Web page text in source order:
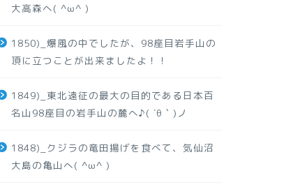
大高森へ( ^ω^ )
1850)_爆風の中でしたが、98座目岩手山の
頂に立つことが出来ましたよ！！
1849)_東北遠征の最大の目的である日本百
名山98座目の岩手山の麓へ♪( ´θ｀)ノ
1848)_クジラの竜田揚げを食べて、気仙沼
大島の亀山へ( ^ω^ )